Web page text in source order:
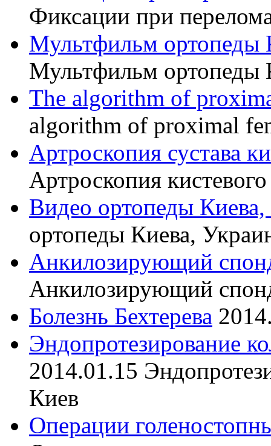
Фиксации при
Мультфильм ортопеды
Мультфильм ортопеды
The algorithm of
algorithm of proximal
Артроскопия сустава
Артроскопия
Видео ортопеды
ортопеды Киева,
Анкилозирующий
Анкилозирующий
Болезнь Бехтерева
Эндопротезирование
2014.01.15
Киев
Операции